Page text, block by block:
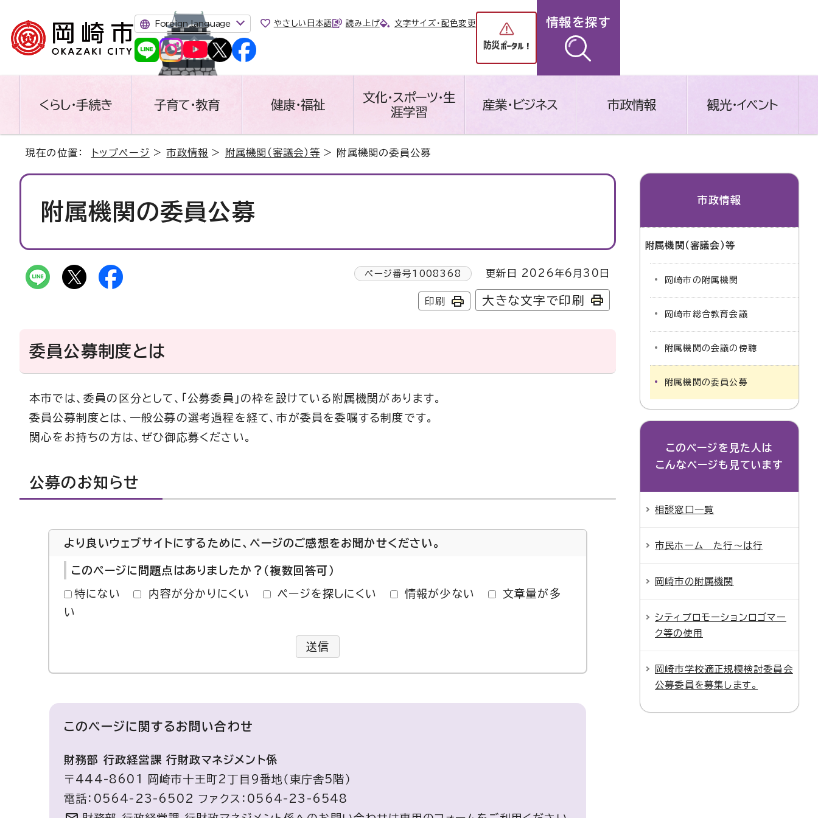
Foreign language やさしい日本語 読み上げ 文字サイズ・配色変更 情報を探す
くらし・手続き 子育て・教育 健康・福祉
文化・スポーツ・生
涯学習
産業・ビジネス 市政情報 観光・イベント
現在の位置： トップページ >市政情報 > 附属機関（審議会）等 > 附属機関の委員公募
附属機関の委員公募
ページ番号 1008368 更新日 2026年6月30日
印刷 大きな文字で印刷
委員公募制度とは
本市では、委員の区分として、「公募委員」の枠を設けている附属機関があります。
委員公募制度とは、一般公募の選考過程を経て、市が委員を委嘱する制度です。
関心をお持ちの方は、ぜひ御応募ください。
公募のお知らせ
より良いウェブサイトにするために、ページのご感想をお聞かせください。
このページに問題点はありましたか？（複数回答可）
特にない 内容が分かりにくい ページを探しにくい 情報が少ない
文章量が多
い
送信
このページに関するお問い合わせ
財務部 行政経営課 行財政マネジメント係
〒444-8601 岡崎市十王町2丁目9番地（東庁舎5階）
電話：0564-23-6502 ファクス：0564-23-6548
市政情報
附属機関（審議会）等
岡崎市の附属機関
岡崎市総合教育会議
附属機関の会議の傍聴
附属機関の委員公募
このページを見た人は
こんなページも見ています
相談窓口一覧
市民ホーム た行～は行
岡崎市の附属機関
シティプロモーションロゴマー
ク等の使用
岡崎市学校適正規模検討委員会
公募委員を募集します。